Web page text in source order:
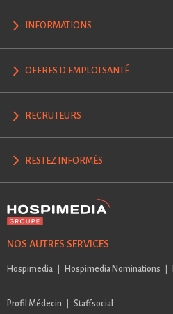
INFORMATIONS
OFFRES D'EMPLOI SANTÉ
RECRUTEURS
RESTEZ INFORMÉS
NOS AUTRES SERVICES
Hospimedia Hospimedia Nominations
Profil Médecin Staffsocial